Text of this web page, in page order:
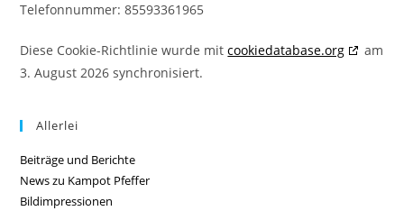
Telefonnummer: 85593361965
Diese Cookie-Richtlinie wurde mitcookiedatabase.org
am
3. August 2026 synchronisiert.
Allerlei
Beiträge und Berichte
News zu Kampot Pfeffer
Bildimpressionen